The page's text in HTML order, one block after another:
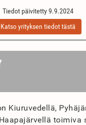
Tiedot päivitetty 9.9.2024
Katso yrityksen tiedot tästä
Kiuruvedellä,
toimiva